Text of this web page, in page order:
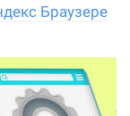
Браузере